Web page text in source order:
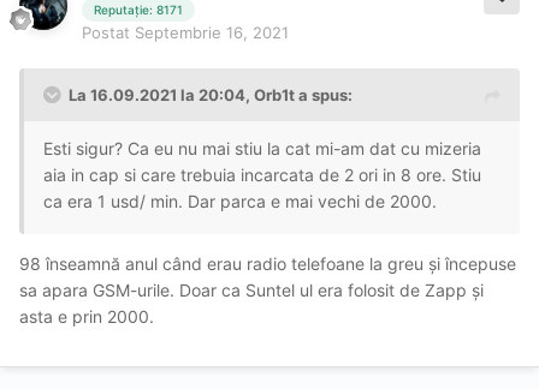
Reputație: 8171
Postat Septembrie 16, 2021
La 16.09.2021 la 20:04, Orb1ta spus:
Esti sigur? Ca eu nu mai stiu la cat mi-am dat cu mizeria
aia in cap si care trebuia incarcata de 2 ori in 8 ore. Stiu
ca era 1 usd/ min. Dar parca e mai vechi de 2000.
98 înseamnă anul când erau radio telefoane la greu și începuse
sa apara GSM-urile. Doar ca Suntel ul era folosit de Zapp și
asta e prin 2000.